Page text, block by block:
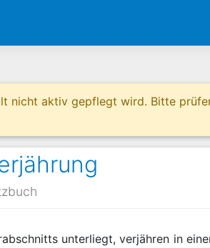
nicht aktiv gepflegt wird. Bitte
unterliegt, verjähren in